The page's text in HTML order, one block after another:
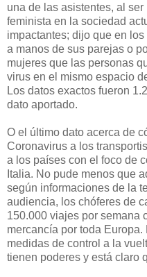
una de las asistentes, al
feminista en la sociedad
impactantes; dijo que en
a manos de sus parejas o
mujeres que las personas
virus en el mismo espacio
Los datos exactos fueron
dato aportado.
O el último dato acerca de
Coronavirus a los
a los países con el foco de
Italia. No pude menos que
según informaciones de la
audiencia, los chóferes de
150.000 viajes por semana
mercancía por toda
medidas de control a la
tienen poderes y está claro